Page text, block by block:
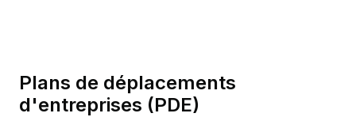
Plans de déplacements
d'entreprises (PDE)